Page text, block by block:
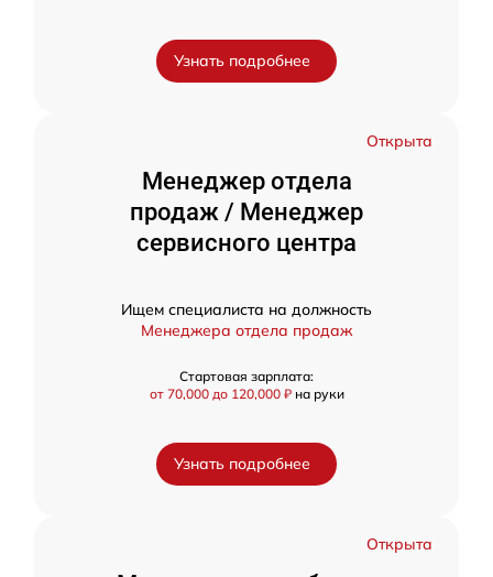
Узнать подробнее
Открыта
Менеджер отдела
продаж / Менеджер
сервисного центра
Ищем специалиста на должность
Менеджера отдела продаж
Стартовая зарплата:
от 70,000 до 120,000 ₽ на руки
Узнать подробнее
Открыта